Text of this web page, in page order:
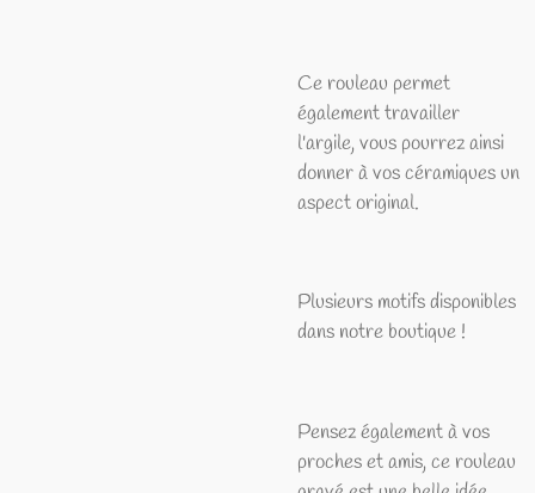
Ce rouleau permet
également travailler
l'argile, vous pourrez ainsi
donner à vos céramiques un
aspect original.
Plusieurs motifs disponibles
dans notre boutique !
Pensez également à vos
proches et amis, ce rouleau